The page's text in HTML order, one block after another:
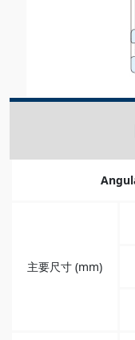
主要尺寸 (mm)